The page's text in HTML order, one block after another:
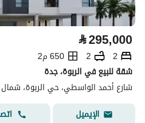
⃁295,000
2
2
650 م2
شقة للبيع في الربوة، جدة
شارع أحمد الواسطي، حي الربوة،
الإيميل